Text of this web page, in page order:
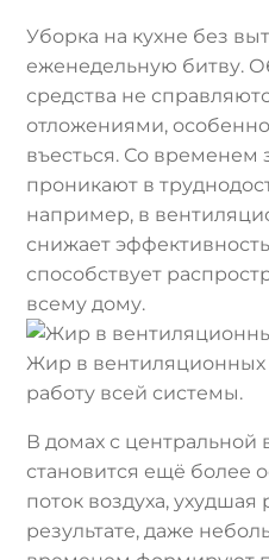
Уборка на кухне без
еженедельную битву.
средства не
отложениями,
въесться. Со временем
проникают в
например, в
снижает
способствует
всему дому.
Жир в вентиляционных
работу всей системы.
В домах с
становится ещё более
поток воздуха,
результате, даже